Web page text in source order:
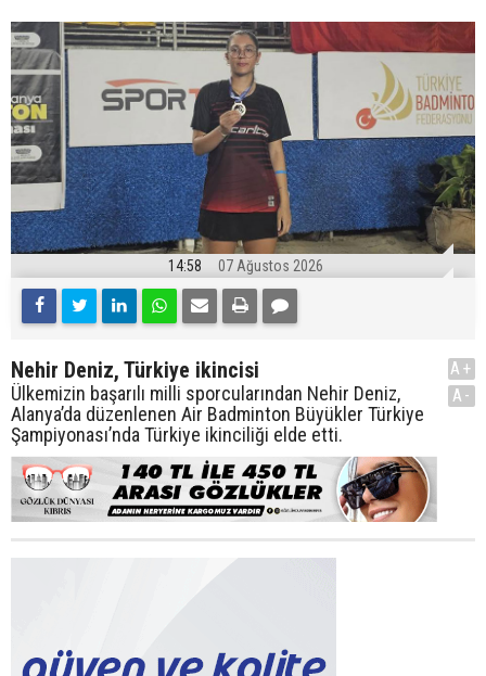
14:58 07 Ağustos 2026
Nehir Deniz, Türkiye ikincisi
Ülkemizin başarılı milli sporcularından Nehir Deniz,
Alanya’da düzenlenen Air Badminton Büyükler Türkiye
Şampiyonası’nda Türkiye ikinciliği elde etti.
A+
A-